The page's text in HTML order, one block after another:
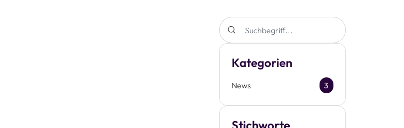
Kategorien
News 3